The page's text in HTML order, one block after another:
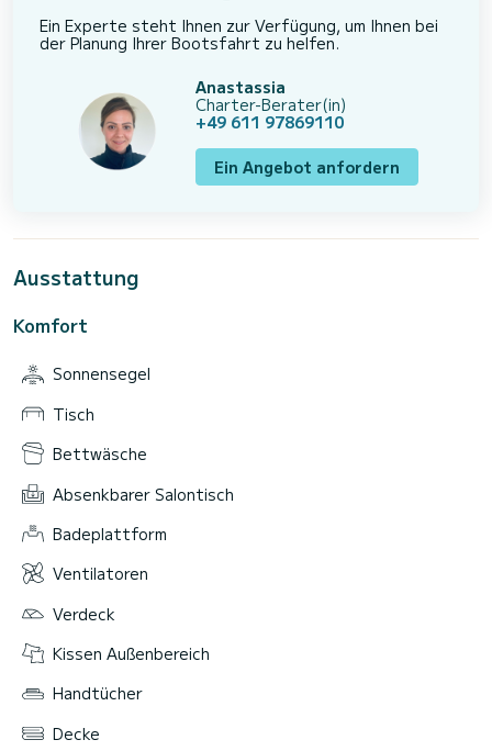
Ein Experte steht Ihnen zur Verfügung, um Ihnen bei
der Planung Ihrer Bootsfahrt zu helfen.
Anastassia
Charter-Berater(in)
+49 611 97869110
Ein Angebot anfordern
Ausstattung
Komfort
Sonnensegel
Tisch
Bettwäsche
Absenkbarer Salontisch
Badeplattform
Ventilatoren
Verdeck
Kissen Außenbereich
Handtücher
Decke